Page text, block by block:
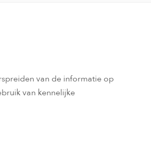
van de informatie op
van kennelijke